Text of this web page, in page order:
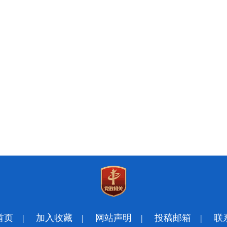
页 | 加入收藏 | 网站声明 | 投稿邮箱 | 联